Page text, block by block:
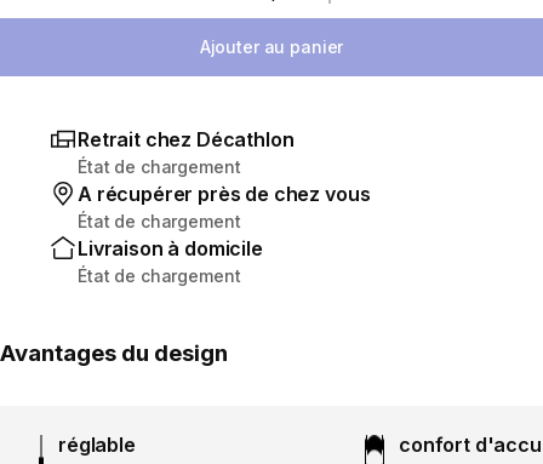
Choisir une quantité
Ajouter au panier
Retrait chez Décathlon
État de chargement
A récupérer près de chez vous
État de chargement
Livraison à domicile
État de chargement
Avantages du design
réglable confort